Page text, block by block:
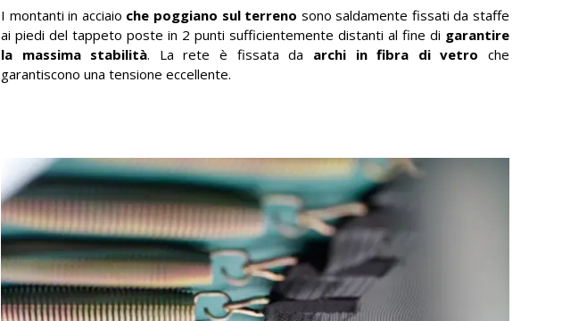
I montanti in acciaio che poggiano sul terreno sono saldamente fissati da staffe
ai piedi del tappeto poste in 2 punti sufficientemente distanti al fine di garantire
la massima stabilità. La rete è fissata da archi in fibra di vetro che
garantiscono una tensione eccellente.